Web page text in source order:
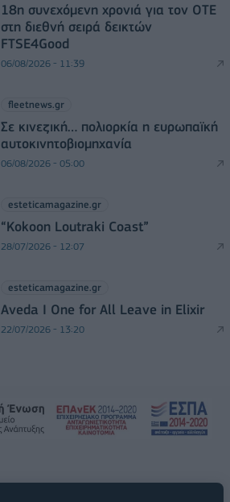
18η συνεχόμενη χρονιά για τον ΟΤΕ
στη διεθνή σειρά δεικτών
FTSE4Good
06/08/2026 - 11:39
fleetnews.gr
Σε κινεζική… πολιορκία η ευρωπαϊκή
αυτοκινητοβιομηχανία
06/08/2026 - 05:00
esteticamagazine.gr
“Kokoon Loutraki Coast”
28/07/2026 - 12:07
esteticamagazine.gr
Aveda I One for All Leave in Elixir
22/07/2026 - 13:20